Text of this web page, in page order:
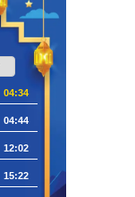
04:34
04:44
12:02
15:22